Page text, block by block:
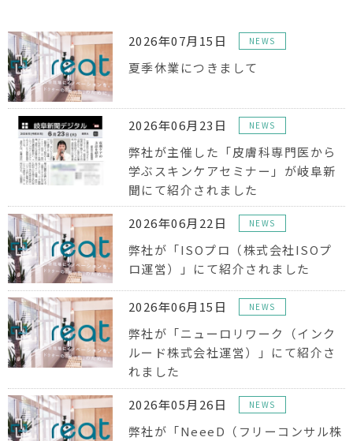
2026年07月15日 NEWS
夏季休業につきまして
2026年06月23日 NEWS
弊社が主催した「皮膚科専門医から
学ぶスキンケアセミナー」が岐阜新
聞にて紹介されました
2026年06月22日 NEWS
弊社が「ISOプロ（株式会社ISOプ
ロ運営）」にて紹介されました
2026年06月15日 NEWS
弊社が「ニューロリワーク（インク
ルード株式会社運営）」にて紹介さ
れました
2026年05月26日 NEWS
弊社が「NeeeD（フリーコンサル株